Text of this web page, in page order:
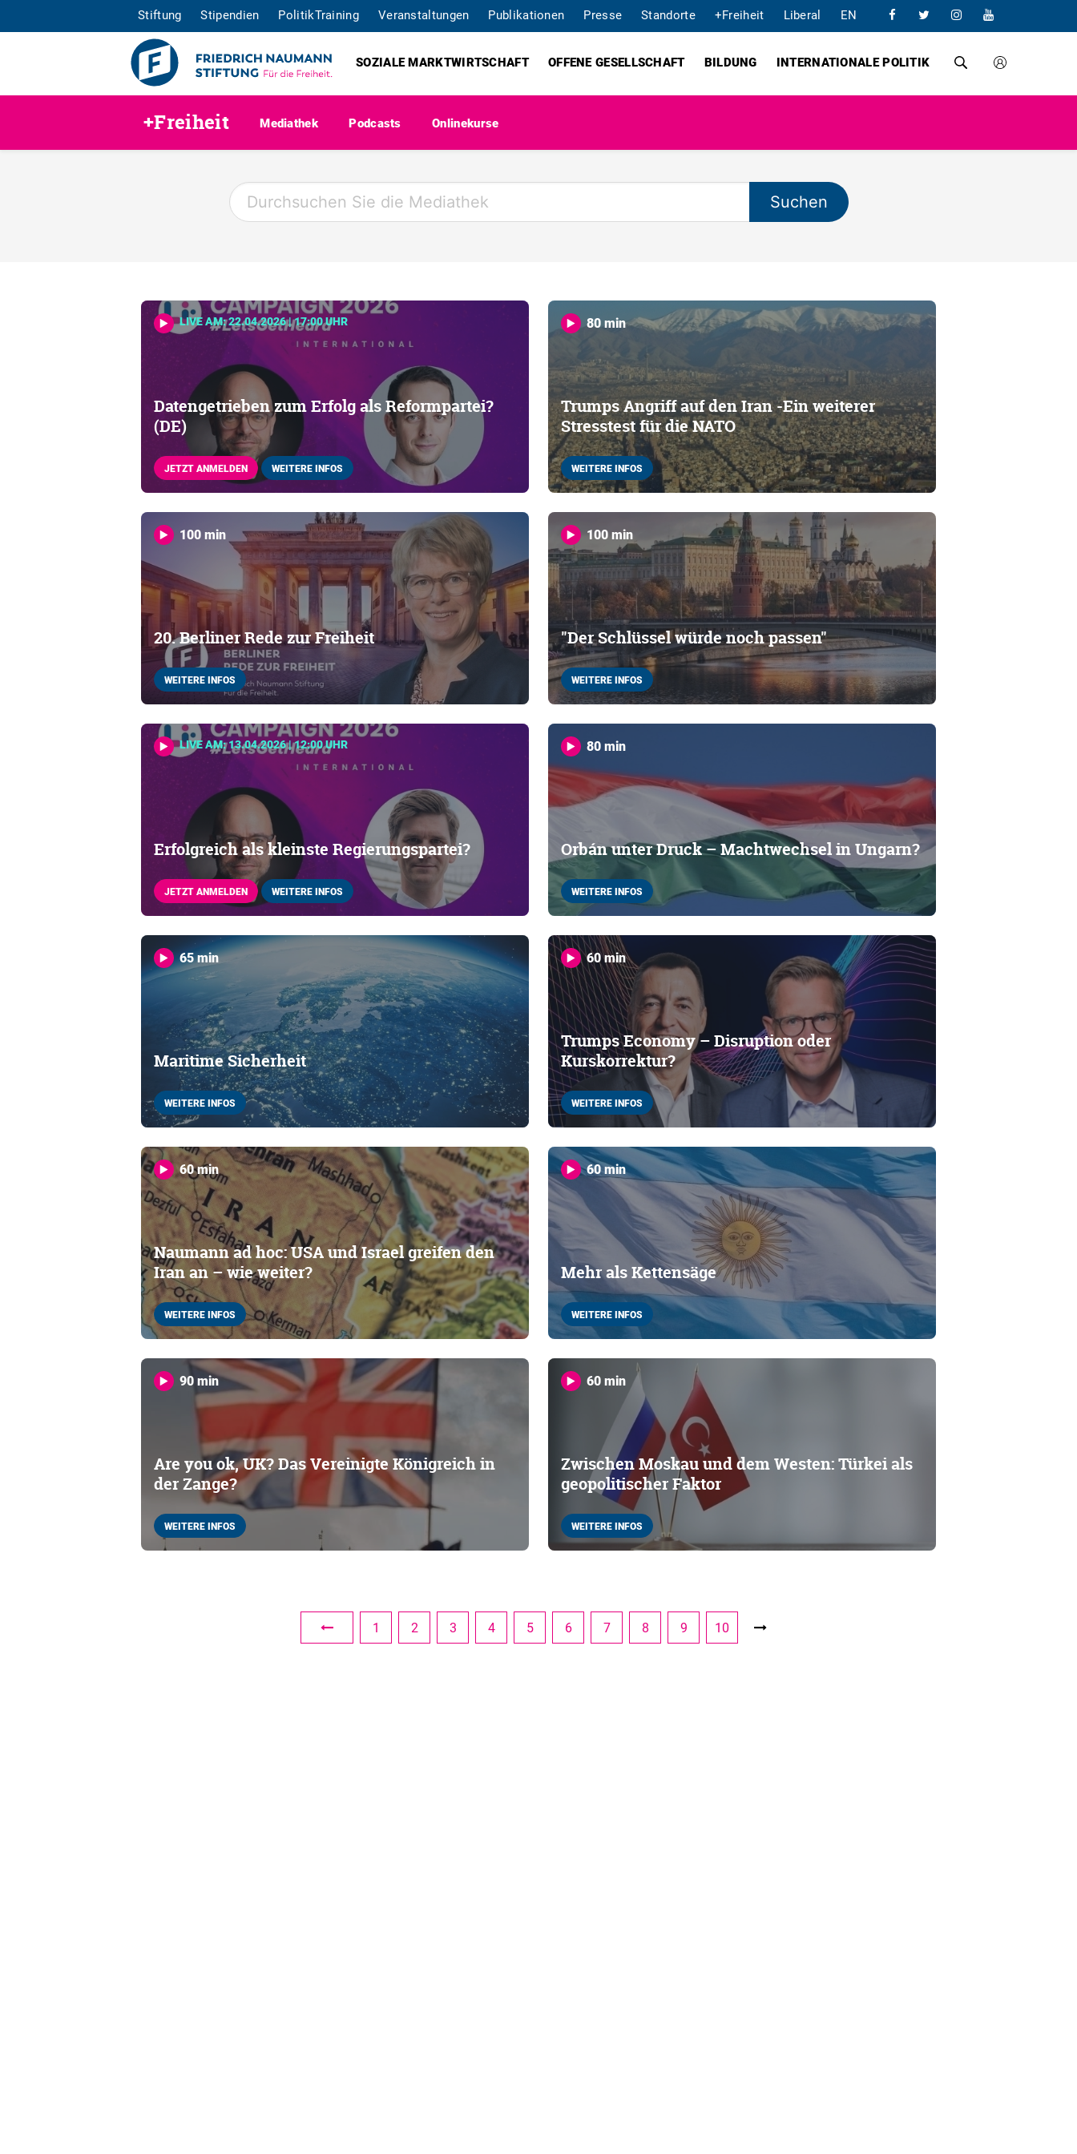
Stiftung Stipendien PolitikTraining Veranstaltungen Publikationen Presse Standorte +Freiheit Liberal EN
SOZIALE MARKTWIRTSCHAFT OFFENE GESELLSCHAFT BILDUNG INTERNATIONALE POLITIK
+Freiheit Mediathek Podcasts Onlinekurse
LIVE AM: 22.04.2026 | 17:00 UHR
Datengetrieben zum Erfolg als Reformpartei?
(DE)
JETZT ANMELDEN WEITERE INFOS
80 min
Trumps Angriff auf den Iran -Ein weiterer
Stresstest für die NATO
WEITERE INFOS
100 min
20. Berliner Rede zur Freiheit
WEITERE INFOS
100 min
"Der Schlüssel würde noch passen"
WEITERE INFOS
LIVE AM: 13.04.2026 | 12:00 UHR
Erfolgreich als kleinste Regierungspartei?
JETZT ANMELDEN WEITERE INFOS
80 min
Orbán unter Druck – Machtwechsel in Ungarn?
WEITERE INFOS
65 min
Maritime Sicherheit
WEITERE INFOS
60 min
Trumps Economy – Disruption oder
Kurskorrektur?
WEITERE INFOS
60 min
Naumann ad hoc: USA und Israel greifen den
Iran an – wie weiter?
WEITERE INFOS
60 min
Mehr als Kettensäge
WEITERE INFOS
90 min
Are you ok, UK? Das Vereinigte Königreich in
der Zange?
WEITERE INFOS
60 min
Zwischen Moskau und dem Westen: Türkei als
geopolitischer Faktor
WEITERE INFOS
1 2 3 4 5 6 7 8 9 10